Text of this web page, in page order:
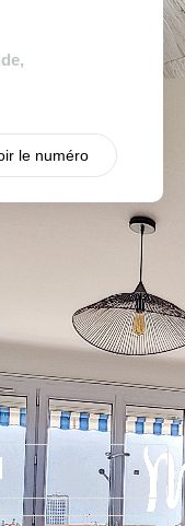
,
le numéro